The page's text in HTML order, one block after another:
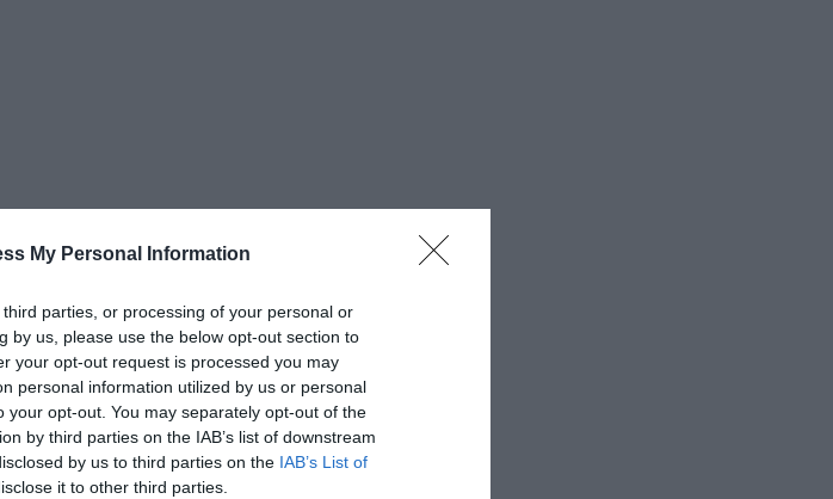
My Personal Information
parties, or processing of your personal or
by us, please use the below opt-out section to
your opt-out request is processed you may
personal information utilized by us or personal
opt-out. You may separately opt-out of the
by third parties on the IAB’s list of downstream
by us to third parties on the IAB’s List of
it to other third parties.